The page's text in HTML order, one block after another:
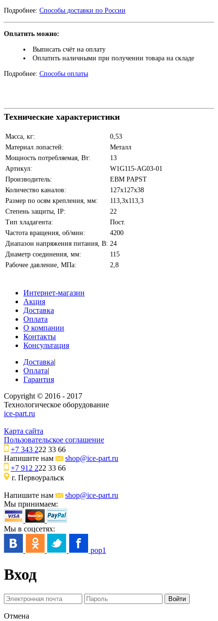
Подробнее: Способы доставки по России
Оплатить можно:
Выписать счёт на оплату
Оплатить наличными при получении товара на складе
Подробнее: Способы оплаты
Технические характеристики
Масса, кг:
0,53
Материал лопастей:
Металл
Мощность потребляемая, Вт:
13
Артикул:
W1G115-AG03-01
Производитель:
EBM PAPST
Количество каналов:
127х127х38
Размер по осям крепления, мм:
113,3х113,3
Степень защиты, IP:
22
Тип хладагента:
Пост.
Частота вращения, об/мин:
4200
Диапазон напряжения питания, В: 24
Диаметр соединения, мм:
115
Рабочее давление, МПа:
2,8
Интернет-магазин
Акция
Доставка
Оплата
О компании
Контакты
Консультация
Доставка|
Оплата|
Гарантия
Copyright © 2016 - 2017
Технологическое оборудование
ice-part.ru
Карта сайта
Пользовательское соглашение
+7 343 222 33 66
Напишите нам
shop@ice-part.ru
+7 912 222 33 66
г. Первоуральск
Напишите нам
shop@ice-part.ru
Мы принимаем:
Мы в соцсетях:
pop1
Вход
Отмена